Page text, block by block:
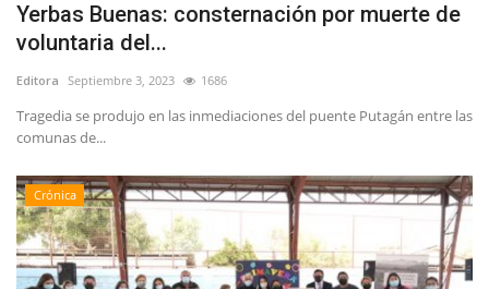
Yerbas Buenas: consternación por muerte de
voluntaria del...
Editora Septiembre 3, 2023 1686
Tragedia se produjo en las inmediaciones del puente Putagán entre las
comunas de...
Crónica